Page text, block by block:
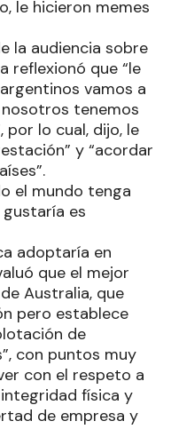
le hicieron memes
la audiencia sobre
reflexionó que “le
vamos a
tenemos
por lo cual, dijo, le
y “acordar
el mundo tenga
es
adoptaría en
que el mejor
Australia, que
pero establece
de
con puntos muy
con el respeto a
física y
de empresa y